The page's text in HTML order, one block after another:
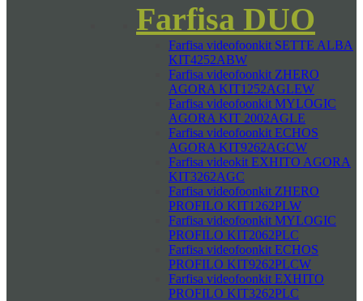
Farfisa DUO
Farfisa videofoonkit SETTE ALBA
KIT4252ABW
Farfisa videofoonkit ZHERO
AGORA KIT1252AGLEW
Farfisa videofoonkit MYLOGIC
AGORA KIT 2002AGLE
Farfisa videofoonkit ECHOS
AGORA KIT9262AGCW
Farfisa videokit EXHITO AGORA
KIT3262AGC
Farfisa videofoonkit ZHERO
PROFILO KIT1262PLW
Farfisa videofoonkit MYLOGIC
PROFILO KIT2062PLC
Farfisa videofoonkit ECHOS
PROFILO KIT9262PLCW
Farfisa videofoonkit EXHITO
PROFILO KIT3262PLC